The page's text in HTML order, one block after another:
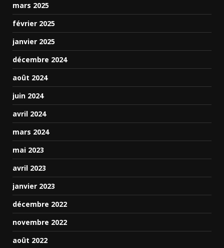
mars 2025
février 2025
janvier 2025
décembre 2024
août 2024
juin 2024
avril 2024
mars 2024
mai 2023
avril 2023
janvier 2023
décembre 2022
novembre 2022
août 2022